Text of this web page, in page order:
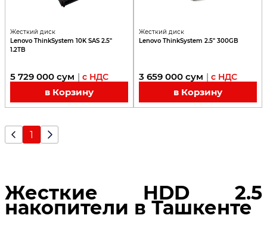
Жесткий диск
Lenovo ThinkSystem 10K SAS 2.5"
1.2TB
5 729 000 сум | с НДС
в Корзину
Жесткий диск
Lenovo ThinkSystem 2.5" 300GB
3 659 000 сум | с НДС
в Корзину
1
Жесткие HDD 2.5
накопители в Ташкенте